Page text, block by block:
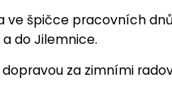
špičce pracovních
do Jilemnice.
za zimními